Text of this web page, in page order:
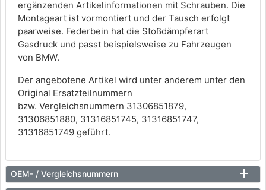
ergänzenden Artikelinformationen mit Schrauben. Die
Montageart ist vormontiert und der Tausch erfolgt
paarweise. Federbein hat die Stoßdämpferart
Gasdruck und passt beispielsweise zu Fahrzeugen
von BMW.
Der angebotene Artikel wird unter anderem unter den
Original Ersatzteilnummern
bzw. Vergleichsnummern 31306851879,
31306851880, 31316851745, 31316851747,
31316851749 geführt.
OEM- / Vergleichsnummern